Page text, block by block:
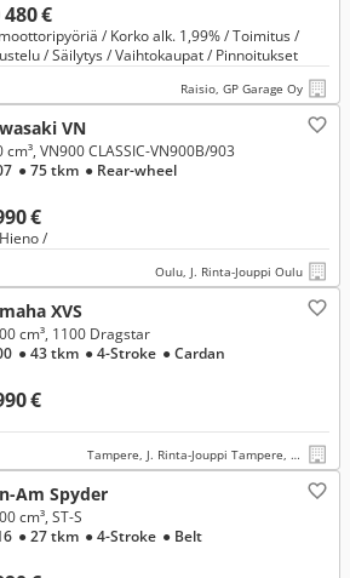
480 €
/ Korko alk. 1,99% / Toimitus /
/ Säilytys / Vaihtokaupat / Pinnoitukset
Raisio, GP Garage Oy
VN
€
cm³, VN900 CLASSIC-VN900B/903
● 75 tkm ● Rear-wheel
/
Oulu, J. Rinta-Jouppi Oulu
XVS
€
cm³, 1100 Dragstar
● 43 tkm ● 4-Stroke ● Cardan
Tampere, J. Rinta-Jouppi Tampere, Lielahti
Am Spyder
cm³, ST-S
● 27 tkm ● 4-Stroke ● Belt